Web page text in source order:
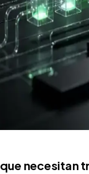
necesitan